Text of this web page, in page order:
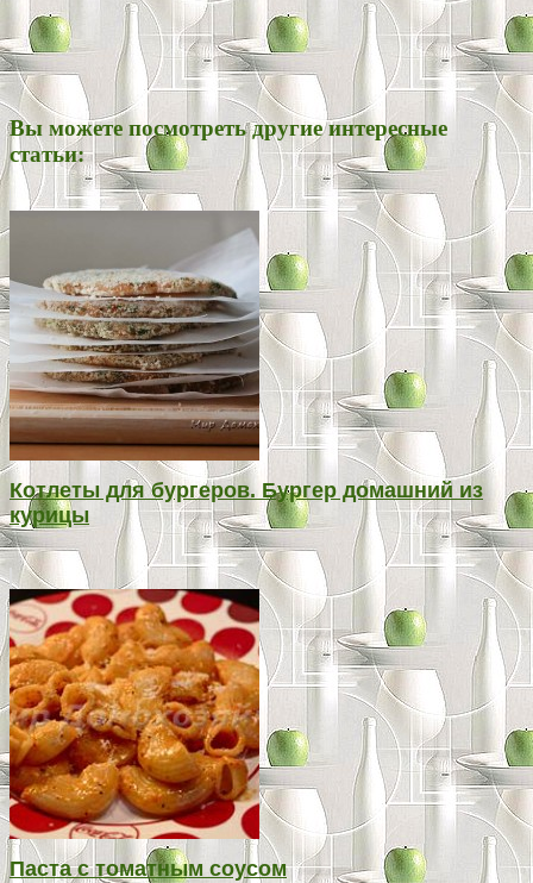
Вы можете посмотреть другие интересные
статьи:
Котлеты для бургеров. Бургер домашний из
курицы
Паста с томатным соусом